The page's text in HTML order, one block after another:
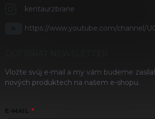
kentaurzbrane
https://www.youtube.com/channel/
Vložte svůj e-mail a my vám budeme
nových produktech na našem e-shopu.
E-MAIL